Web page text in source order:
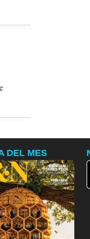
DEL MES